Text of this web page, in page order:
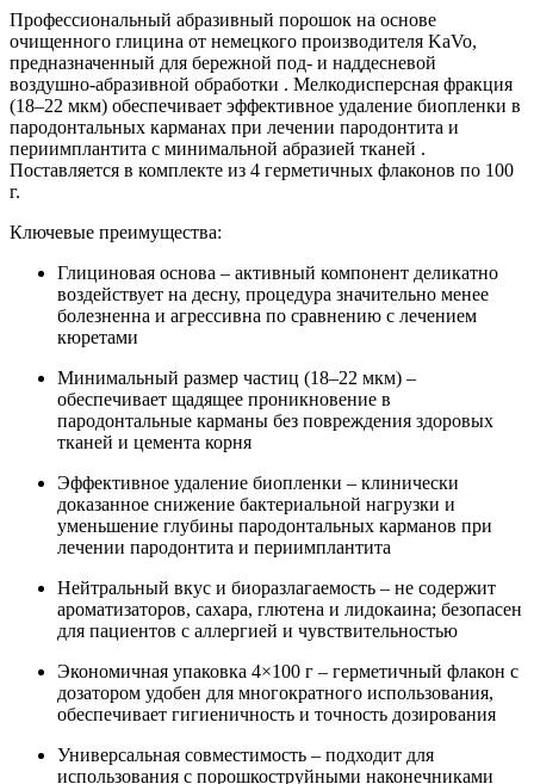
Профессиональный абразивный порошок на основе
очищенного глицина от немецкого производителя KaVo,
предназначенный для бережной под- и наддесневой
воздушно-абразивной обработки . Мелкодисперсная фракция
(18–22 мкм) обеспечивает эффективное удаление биопленки в
пародонтальных карманах при лечении пародонтита и
периимплантита с минимальной абразией тканей .
Поставляется в комплекте из 4 герметичных флаконов по 100
г.
Ключевые преимущества:
Глициновая основа – активный компонент деликатно
воздействует на десну, процедура значительно менее
болезненна и агрессивна по сравнению с лечением
кюретами
Минимальный размер частиц (18–22 мкм) –
обеспечивает щадящее проникновение в
пародонтальные карманы без повреждения здоровых
тканей и цемента корня
Эффективное удаление биопленки – клинически
доказанное снижение бактериальной нагрузки и
уменьшение глубины пародонтальных карманов при
лечении пародонтита и периимплантита
Нейтральный вкус и биоразлагаемость – не содержит
ароматизаторов, сахара, глютена и лидокаина; безопасен
для пациентов с аллергией и чувствительностью
Экономичная упаковка 4×100 г – герметичный флакон с
дозатором удобен для многократного использования,
обеспечивает гигиеничность и точность дозирования
Универсальная совместимость – подходит для
использования с порошкоструйными наконечниками